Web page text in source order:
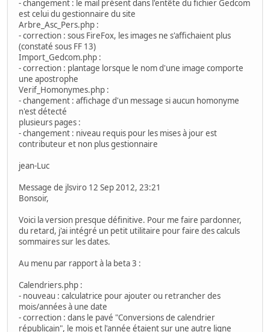
- changement : le mail présent dans l'entête du fichier Gedcom
est celui du gestionnaire du site
Arbre_Asc_Pers.php :
- correction : sous FireFox, les images ne s'affichaient plus
(constaté sous FF 13)
Import_Gedcom.php :
- correction : plantage lorsque le nom d'une image comporte
une apostrophe
Verif_Homonymes.php :
- changement : affichage d'un message si aucun homonyme
n'est détecté
plusieurs pages :
- changement : niveau requis pour les mises à jour est
contributeur et non plus gestionnaire
jean-Luc
Message de jlsviro 12 Sep 2012, 23:21
Bonsoir,
Voici la version presque définitive. Pour me faire pardonner,
du retard, j'ai intégré un petit utilitaire pour faire des calculs
sommaires sur les dates.
Au menu par rapport à la beta 3 :
Calendriers.php :
- nouveau : calculatrice pour ajouter ou retrancher des
mois/années à une date
- correction : dans le pavé "Conversions de calendrier
républicain", le mois et l'année étaient sur une autre ligne